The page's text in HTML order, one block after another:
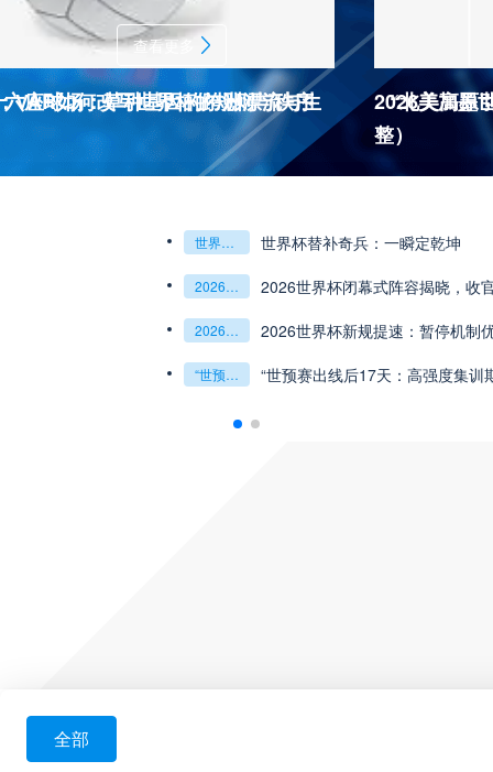
VAR如何改写世界杯的规则与秩序
坤：2026世界杯决赛用球设计解读
解决方案：球迷行李“门到门”极速转运，单场票专属动
座球场：草种基因的跨洲漂流与生 “北美高原
2026世界杯J组前瞻：阿根廷一骑绝尘 阿尔及利亚与奥地利激战争夺出线权
2026世界杯J组
权
“北美冷链暗战：2026世界杯跨境餐食的防疫困局”
“北美冷链暗战：
三的晋级密码藏在哪一环？**
**世界杯菜鸟破咒记：美加墨的零胜突围战**
**世界杯菜鸟破
“2026世界杯抽签：死亡之组已成伪命题？” “2026世界杯抽
2026美加墨
整）
查看更多
世界杯替补奇兵：一瞬定乾坤 世界杯替补奇兵：一瞬定乾坤
2026世界杯闭幕式阵容揭晓 收官盛典看点全解析
2026世界杯闭幕式阵容揭晓，收
2026世界杯新规提速：暂停机制优化助推比赛流畅度飞跃 2026世界杯新规提速：暂停机制
“世预赛出线后17天：高强度集训期的体能重建与战术转化” “世预赛出线后17天：高强度集训
全部